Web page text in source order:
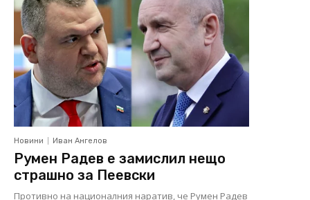
Новини Иван Ангелов
Румен Радев е замислил нещо
страшно за Пеевски
Противно на националния наратив, че Румен Радев